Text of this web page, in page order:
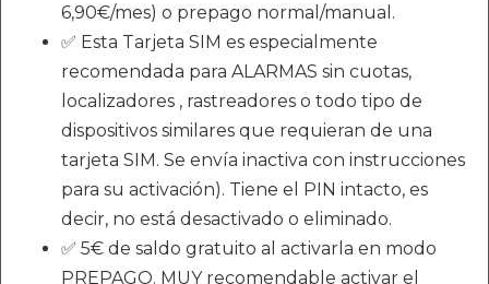
6,90€/mes) o prepago normal/manual.
✅ Esta Tarjeta SIM es especialmente
recomendada para ALARMAS sin cuotas,
localizadores , rastreadores o todo tipo de
dispositivos similares que requieran de una
tarjeta SIM. Se envía inactiva con instrucciones
para su activación). Tiene el PIN intacto, es
decir, no está desactivado o eliminado.
✅ 5€ de saldo gratuito al activarla en modo
PREPAGO. MUY recomendable activar el